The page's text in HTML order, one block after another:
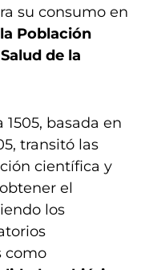
su consumo en
Población
de la
basada en
transitó las
científica y
el
los
como